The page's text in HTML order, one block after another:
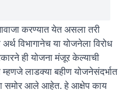
करण्यात येत असला तरी
विभागानेच या योजनेला विरोध
ही योजना मंजूर केल्याची
लाडक्या बहीण योजनेसंदर्भात
समोर आले आहेत. हे आक्षेप काय